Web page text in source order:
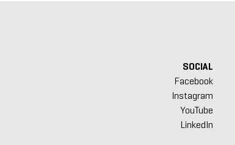
SOCIAL
Facebook
Instagram
YouTube
LinkedIn